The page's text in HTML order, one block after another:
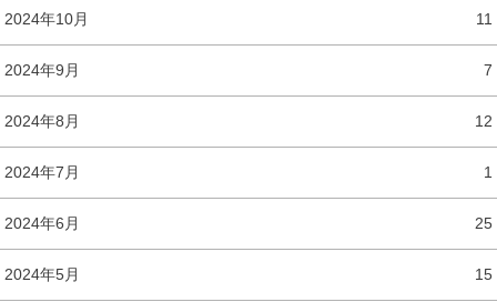
2024年10月 11
2024年9月 7
2024年8月 12
2024年7月 1
2024年6月 25
2024年5月 15